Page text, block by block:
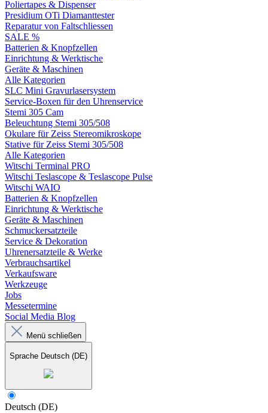
Poliertapes & Dispenser
Presidium OTi Diamanttester
Reparatur von Faltschliessen
SALE %
Batterien & Knopfzellen
Einrichtung & Werktische
Geräte & Maschinen
Alle Kategorien
SLC Mini Gravurlasersystem
Service-Boxen für den Uhrenservice
Stemi 305 Cam
Beleuchtung Stemi 305/508
Okulare für Zeiss Stereomikroskope
Stative für Zeiss Stemi 305/508
Alle Kategorien
Witschi Terminal PRO
Witschi Teslascope & Teslascope Pulse
Witschi WAIO
Batterien & Knopfzellen
Einrichtung & Werktische
Geräte & Maschinen
Schmuckersatzteile
Service & Dekoration
Uhrenersatzteile & Werke
Verbrauchsartikel
Verkaufsware
Werkzeuge
Jobs
Messetermine
Social Media Blog
Menü schließen
Sprache Deutsch (DE)
Deutsch (DE)